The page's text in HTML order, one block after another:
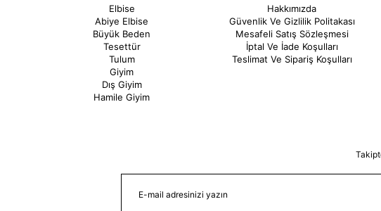
Elbise
Abiye Elbise
Büyük Beden
Tesettür
Tulum
Giyim
Dış Giyim
Hamile Giyim
Hakkımızda
Güvenlik Ve Gizlilik Politakası
Mesafeli Satış Sözleşmesi
İptal Ve İade Koşulları
Teslimat Ve Sipariş Koşulları